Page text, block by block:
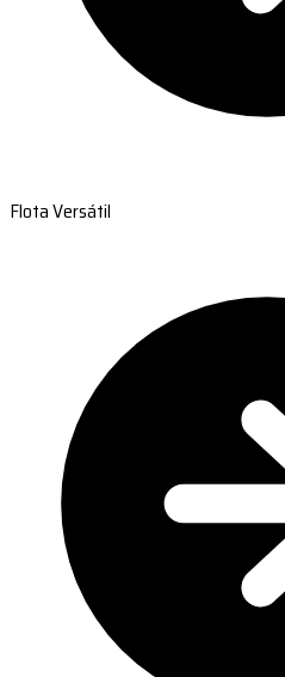
Flota Versátil